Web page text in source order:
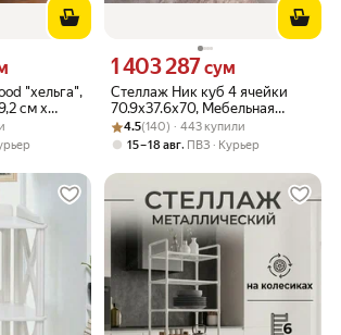
"хельга",
см x
5
Стеллаж Ник куб 4 ячейки
70.9х37.6х70, Мебельная
компания Е1, Бетон
Цена 1403287 сум вместо
1 403 287сум
Рейтинг товара: 4.5 из 5
Оценок: (140) · 443 купили
4.5(140) · 443 купили
15 – 18 авг, ПВЗ Курьер